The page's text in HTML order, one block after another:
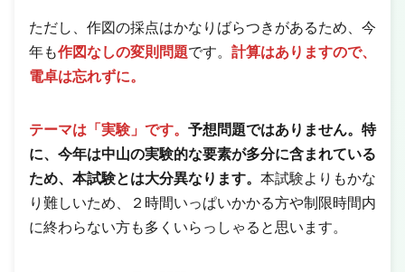
ただし、作図の採点はかなりばらつきがあるため、今
年も作図なしの変則問題です。 計算はありますので、
電卓は忘れずに。
テーマは「実験」です。 予想問題ではありません。特
に、今年は中山の実験的な要素が多分に含まれている
ため、本試験とは大分異なります。 本試験よりもかな
り難しいため、２時間いっぱいかかる方や制限時間内
に終わらない方も多くいらっしゃると思います。